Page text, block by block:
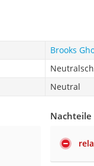
Brooks
Neutral
Nachteile